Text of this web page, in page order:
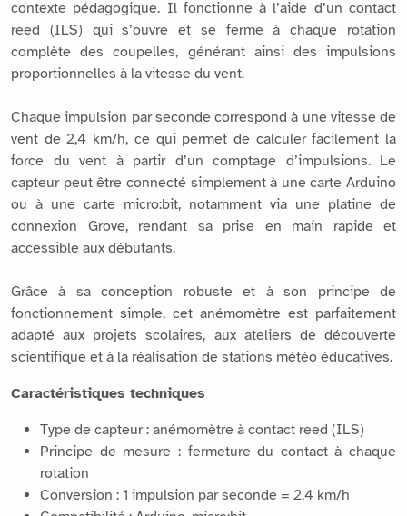
contexte pédagogique. Il fonctionne à l’aide d’un contact
reed (ILS) qui s’ouvre et se ferme à chaque rotation
complète des coupelles, générant ainsi des impulsions
proportionnelles à la vitesse du vent.
Chaque impulsion par seconde correspond à une vitesse de
vent de 2,4 km/h, ce qui permet de calculer facilement la
force du vent à partir d’un comptage d’impulsions. Le
capteur peut être connecté simplement à une carte Arduino
ou à une carte micro:bit, notamment via une platine de
connexion Grove, rendant sa prise en main rapide et
accessible aux débutants.
Grâce à sa conception robuste et à son principe de
fonctionnement simple, cet anémomètre est parfaitement
adapté aux projets scolaires, aux ateliers de découverte
scientifique et à la réalisation de stations météo éducatives.
Caractéristiques techniques
Type de capteur : anémomètre à contact reed (ILS)
Principe de mesure : fermeture du contact à chaque
rotation
Conversion : 1 impulsion par seconde = 2,4 km/h